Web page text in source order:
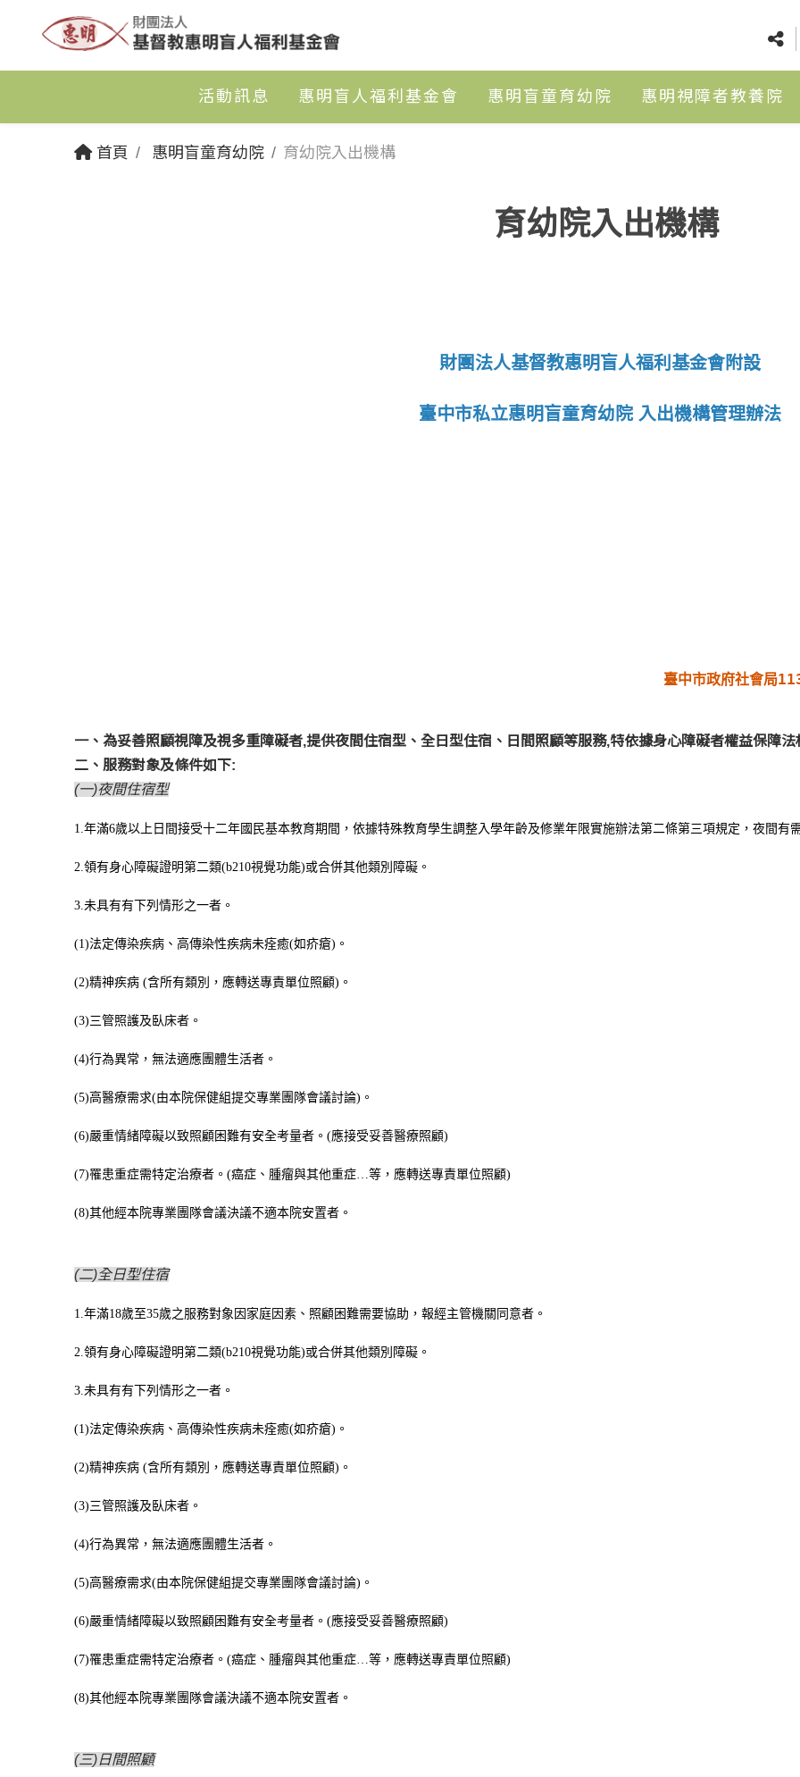
活動訊息 惠明盲人福利基金會 惠明盲童育幼院 惠明視障者教養院
首頁 惠明盲童育幼院 育幼院入出機構
育幼院入出機構
財團法人基督教惠明盲人福利基金會附設
臺中市私立惠明盲童育幼院 入出機構管理辦法
臺中市政府社會局
一、為妥善照顧視障及視多重障礙者,提供夜間住宿型、全日型住宿、日間照顧等服務,特依據身心障礙者權益保障
二、服務對象及條件如下:
(一)夜間住宿型
1.年滿6歲以上日間接受十二年國民基本教育期間 ， 依據特殊教育學生調整入學年齡及修業年限實施辦法第二條第三項規定 ， 夜間有
2.領有身心障礙證明第二類(b210視覺功能)或合併其他類別障礙。
3.未具有有下列情形之一者。
(1)法定傳染疾病、高傳染性疾病未痊癒(如疥瘡) 。
(2)精神疾病 (含所有類別，應轉送專責單位照顧) 。
(3)三管照護及臥床者。
(4)行為異常，無法適應團體生活者。
(5)高醫療需求(由本院保健組提交專業團隊會議討論) 。
(6)嚴重情緒障礙以致照顧困難有安全考量者。 (應接受妥善醫療照顧)
(7)罹患重症需特定治療者。 (癌症、腫瘤與其他重症…等，應轉送專責單位照顧)
(8)其他經本院專業團隊會議決議不適本院安置者。
(二)全日型住宿
1.年滿18歲至35歲之服務對象因家庭因素 、 照顧困難需要協助 ， 報經主管機關同意者。
2.領有身心障礙證明第二類(b210視覺功能)或合併其他類別障礙。
3.未具有有下列情形之一者。
(1)法定傳染疾病、高傳染性疾病未痊癒(如疥瘡) 。
(2)精神疾病 (含所有類別，應轉送專責單位照顧) 。
(3)三管照護及臥床者。
(4)行為異常，無法適應團體生活者。
(5)高醫療需求(由本院保健組提交專業團隊會議討論) 。
(6)嚴重情緒障礙以致照顧困難有安全考量者。 (應接受妥善醫療照顧)
(7)罹患重症需特定治療者。 (癌症、腫瘤與其他重症…等，應轉送專責單位照顧)
(8)其他經本院專業團隊會議決議不適本院安置者。
(三)日間照顧